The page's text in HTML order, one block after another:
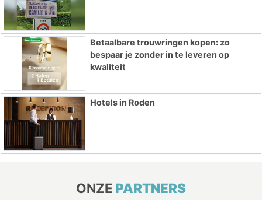
Betaalbare trouwringen kopen: zo
bespaar je zonder in te leveren op
kwaliteit
Hotels in Roden
ONZE PARTNERS